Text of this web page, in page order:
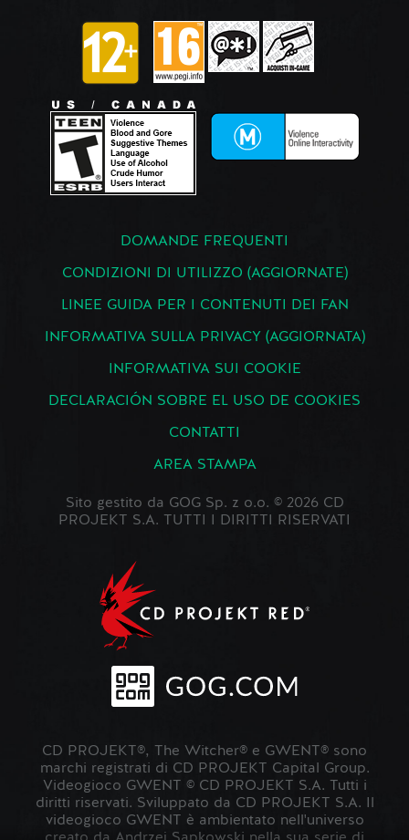
DOMANDE FREQUENTI
CONDIZIONI DI UTILIZZO (AGGIORNATE)
LINEE GUIDA PER I CONTENUTI DEI FAN
INFORMATIVA SULLA PRIVACY (AGGIORNATA)
INFORMATIVA SUI COOKIE
DECLARACIÓN SOBRE EL USO DE COOKIES
CONTATTI
AREA STAMPA
Sito gestito da GOG Sp. z o.o. © 2026 CD
PROJEKT S.A. TUTTI I DIRITTI RISERVATI
CD PROJEKT®, The Witcher® e GWENT® sono
marchi registrati di CD PROJEKT Capital Group.
Videogioco GWENT © CD PROJEKT S.A. Tutti i
diritti riservati. Sviluppato da CD PROJEKT S.A. Il
videogioco GWENT è ambientato nell'universo